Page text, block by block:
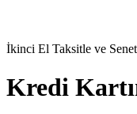
İkinci El Taksitle ve
Kredi